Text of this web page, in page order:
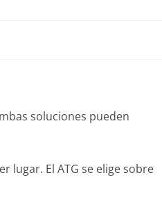
soluciones pueden
lugar. El ATG se elige sobre